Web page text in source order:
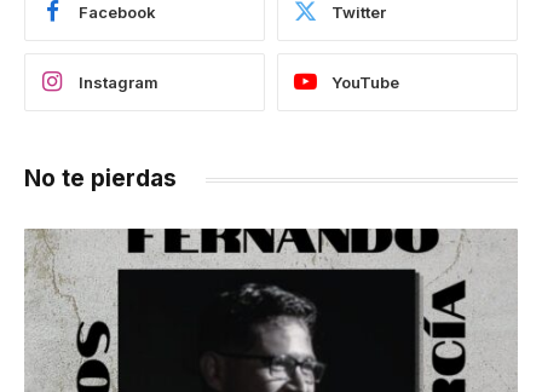
Facebook Twitter
Instagram YouTube
No te pierdas